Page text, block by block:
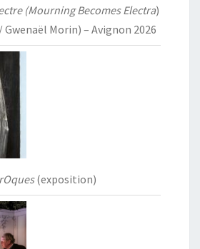
(Mourning Becomes Electra)
Gwenaël Morin) – Avignon 2026
(exposition)